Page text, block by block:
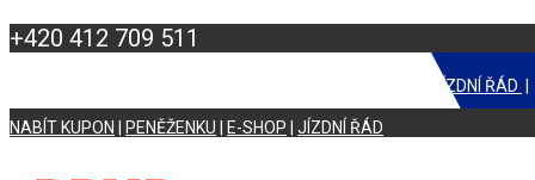
+420 412 709 511
JÍZDNÍ ŘÁD
NABÍT KUPON PENĚŽENKU E-SHOP JÍZDNÍ ŘÁD